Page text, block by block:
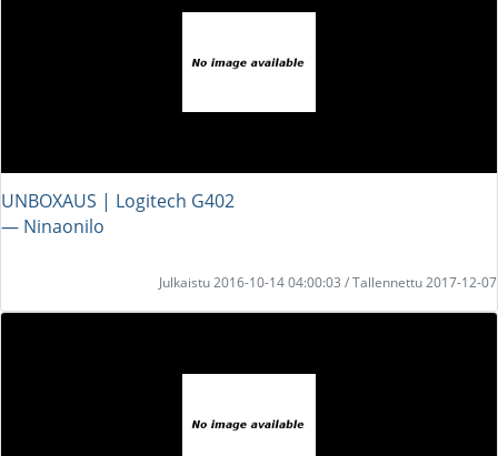
UNBOXAUS | Logitech G402
― Ninaonilo
Julkaistu 2016-10-14 04:00:03 / Tallennettu 2017-12-07